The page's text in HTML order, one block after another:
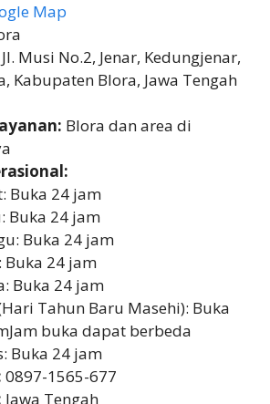
Map
Jl. Musi No.2, Jenar, Kedungjenar,
Kabupaten Blora, Jawa Tengah
Blora dan area di
Buka 24 jam
Buka 24 jam
Buka 24 jam
Buka 24 jam
Buka 24 jam
Tahun Baru Masehi): Buka
buka dapat berbeda
Buka 24 jam
0897-1565-677
Jawa Tengah